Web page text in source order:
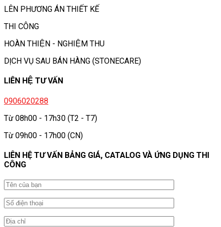
LÊN PHƯƠNG ÁN THIẾT KẾ
THI CÔNG
HOÀN THIỆN - NGHIỆM THU
DỊCH VỤ SAU BÁN HÀNG (STONECARE)
LIÊN HỆ TƯ VẤN
0906020288
Từ 08h00 - 17h30 (T2 - T7)
Từ 09h00 - 17h00 (CN)
LIÊN HỆ TƯ VẤN BẢNG GIÁ, CATALOG VÀ ỨNG DỤNG THI
CÔNG